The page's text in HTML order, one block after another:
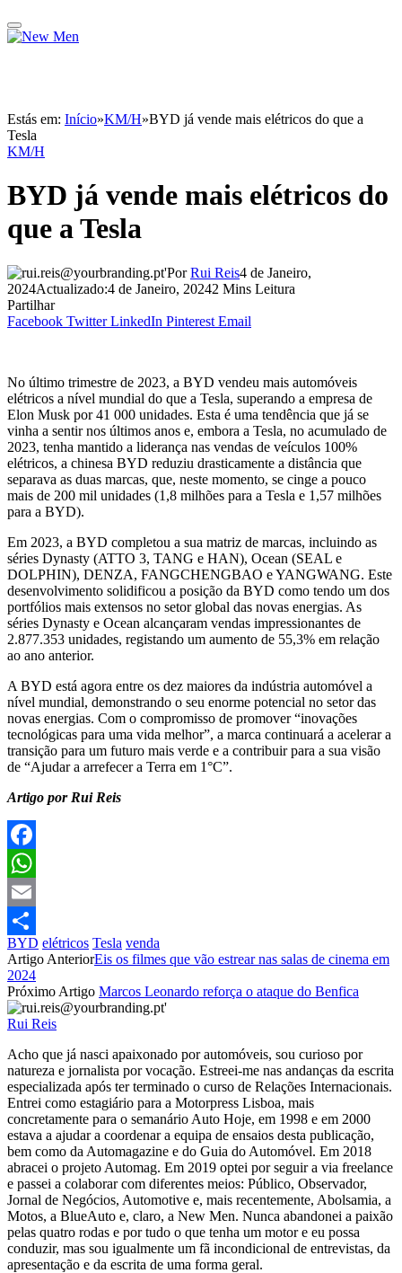
Estás em: Início»KM/H»BYD já vende mais elétricos do que a
Tesla
KM/H
BYD já vende mais elétricos do
que a Tesla
Por Rui Reis4 de Janeiro,
2024Actualizado:4 de Janeiro, 20242 Mins Leitura
Partilhar
Facebook Twitter LinkedIn Pinterest Email
No último trimestre de 2023, a BYD vendeu mais automóveis
elétricos a nível mundial do que a Tesla, superando a empresa de
Elon Musk por 41 000 unidades. Esta é uma tendência que já se
vinha a sentir nos últimos anos e, embora a Tesla, no acumulado de
2023, tenha mantido a liderança nas vendas de veículos 100%
elétricos, a chinesa BYD reduziu drasticamente a distância que
separava as duas marcas, que, neste momento, se cinge a pouco
mais de 200 mil unidades (1,8 milhões para a Tesla e 1,57 milhões
para a BYD).
Em 2023, a BYD completou a sua matriz de marcas, incluindo as
séries Dynasty (ATTO 3, TANG e HAN), Ocean (SEAL e
DOLPHIN), DENZA, FANGCHENGBAO e YANGWANG. Este
desenvolvimento solidificou a posição da BYD como tendo um dos
portfólios mais extensos no setor global das novas energias. As
séries Dynasty e Ocean alcançaram vendas impressionantes de
2.877.353 unidades, registando um aumento de 55,3% em relação
ao ano anterior.
A BYD está agora entre os dez maiores da indústria automóvel a
nível mundial, demonstrando o seu enorme potencial no setor das
novas energias. Com o compromisso de promover “inovações
tecnológicas para uma vida melhor”, a marca continuará a acelerar a
transição para um futuro mais verde e a contribuir para a sua visão
de “Ajudar a arrefecer a Terra em 1°C”.
Artigo por Rui Reis
Facebook
WhatsApp
Email
Partilhar
BYD elétricos Tesla venda
Artigo AnteriorEis os filmes que vão estrear nas salas de cinema em
2024
Próximo Artigo Marcos Leonardo reforça o ataque do Benfica
Rui Reis
Acho que já nasci apaixonado por automóveis, sou curioso por
natureza e jornalista por vocação. Estreei-me nas andanças da escrita
especializada após ter terminado o curso de Relações Internacionais.
Entrei como estagiário para a Motorpress Lisboa, mais
concretamente para o semanário Auto Hoje, em 1998 e em 2000
estava a ajudar a coordenar a equipa de ensaios desta publicação,
bem como da Automagazine e do Guia do Automóvel. Em 2018
abracei o projeto Automag. Em 2019 optei por seguir a via freelance
e passei a colaborar com diferentes meios: Público, Observador,
Jornal de Negócios, Automotive e, mais recentemente, Abolsamia, a
Motos, a BlueAuto e, claro, a New Men. Nunca abandonei a paixão
pelas quatro rodas e por tudo o que tenha um motor e eu possa
conduzir, mas sou igualmente um fã incondicional de entrevistas, da
apresentação e da escrita de uma forma geral.